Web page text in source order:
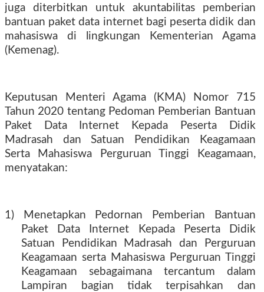
juga diterbitkan untuk akuntabilitas pemberian
bantuan paket data internet bagi peserta didik dan
mahasiswa di lingkungan Kementerian Agama
(Kemenag).
Keputusan Menteri Agama (KMA) Nomor 715
Tahun 2020 tentang Pedoman Pemberian Bantuan
Paket Data Internet Kepada Peserta Didik
Madrasah dan Satuan Pendidikan Keagamaan
Serta Mahasiswa Perguruan Tinggi Keagamaan,
menyatakan:
1) Menetapkan Pedornan Pemberian Bantuan
Paket Data Internet Kepada Peserta Didik
Satuan Pendidikan Madrasah dan Perguruan
Keagamaan serta Mahasiswa Perguruan Tinggi
Keagamaan sebagaimana tercantum dalam
Lampiran bagian tidak terpisahkan dan